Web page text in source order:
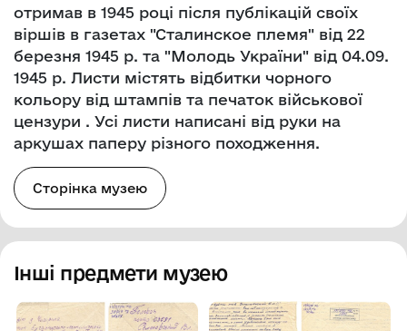
отримав в 1945 році після публікацій своїх
віршів в газетах "Сталинское племя" від 22
березня 1945 р. та "Молодь України" від 04.09.
1945 р. Листи містять відбитки чорного
кольору від штампів та печаток військової
цензури . Усі листи написані від руки на
аркушах паперу різного походження.
Сторінка музею
Інші предмети музею